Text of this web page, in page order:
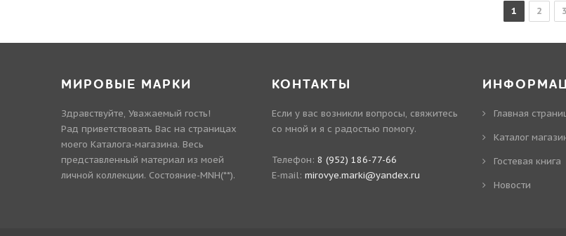
1 2 3
МИРОВЫЕ МАРКИ
Здравствуйте, Уважаемый гость!
Рад приветствовать Вас на страницах
моего Каталога-магазина. Весь
представленный материал из моей
личной коллекции. Состояние-MNH(**).
КОНТАКТЫ
Если у вас возникли вопросы, свяжитесь
со мной и я с радостью помогу.
Телефон: 8 (952) 186-77-66
E-mail: mirovye.marki@yandex.ru
Главная
Каталог
Гостевая книга
Новости